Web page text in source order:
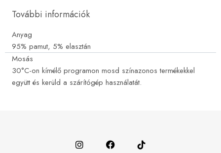
További információk
Anyag
95% pamut, 5% elasztán
Mosás
30°C-on kímélő programon mosd színazonos termékekkel
együtt és kerüld a szárítógép használatát.